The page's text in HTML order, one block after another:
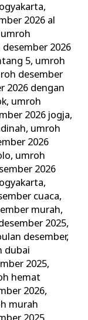
,
2026 al
umroh
2026
5, umroh
desember
2026 dengan
, umroh
2026 jogja,
, umroh
2026
, umroh
2026
,
cuaca,
murah,
2025,
desember,
dubai
2025,
hemat
2026,
murah